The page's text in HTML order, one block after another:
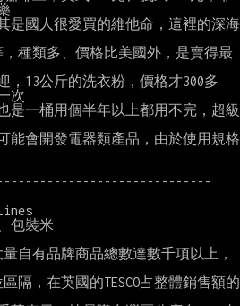
是國人很愛買的維他命，這裡的深海
，種類多、價格比美國外，是賣得最
，13公斤的洗衣粉，價格才300多
次
是一桶用個半年以上都用不完，超級
能會開發電器類產品，由於使用規格
包裝米
量自有品牌商品總數達數千項以上，
隔，在英國的TESCO占整體銷售額的